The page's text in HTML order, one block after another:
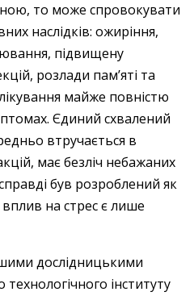
то може спровокувати
наслідків: ожиріння,
підвищену
розлади пам’яті та
майже повністю
Єдиний схвалений
втручається в
має безліч небажаних
був розроблений як
вплив на стрес є лише
дослідницькими
інституту